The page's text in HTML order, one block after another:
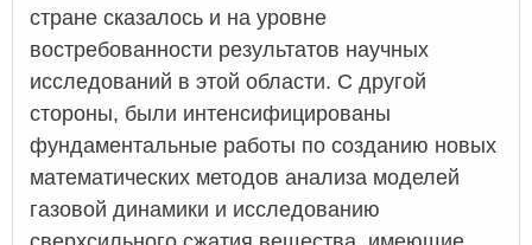
стране сказалось и на уровне
востребованности результатов научных
исследований в этой области. С другой
стороны, были интенсифицированы
фундаментальные работы по созданию новых
математических методов анализа моделей
газовой динамики и исследованию